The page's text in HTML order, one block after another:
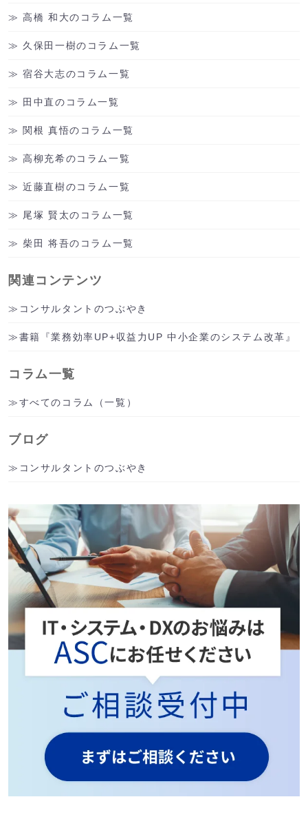
高橋 和大のコラム一覧
久保田一樹のコラム一覧
宿谷大志のコラム一覧
田中直のコラム一覧
関根 真悟のコラム一覧
高柳充希のコラム一覧
近藤直樹のコラム一覧
尾塚 賢太のコラム一覧
柴田 将吾のコラム一覧
関連コンテンツ
コンサルタントのつぶやき
書籍『業務効率UP+収益力UP 中小企業のシステム改革』
コラム一覧
すべてのコラム（一覧）
ブログ
コンサルタントのつぶやき